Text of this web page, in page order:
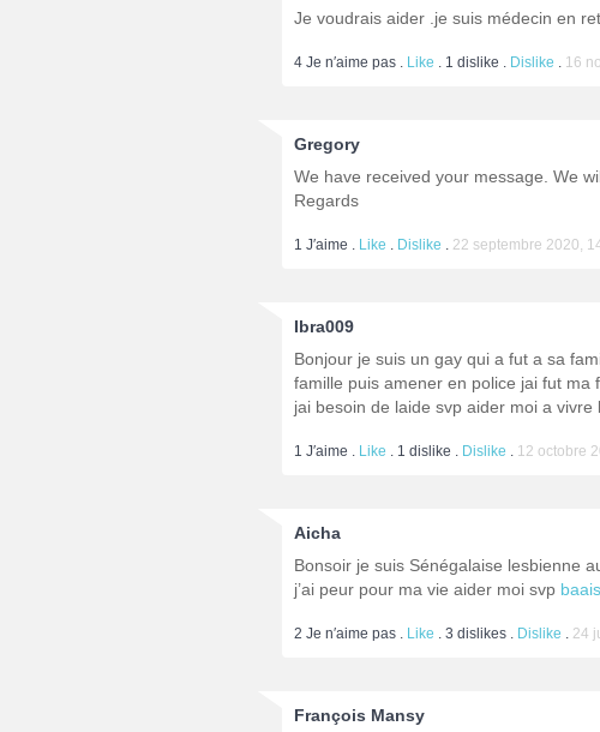
Je voudrais aider .je suis médecin en
4 Je n′aime pas . Like . 1 dislike . Dislike . 16
Gregory
We have received your message. We
Regards
1 J′aime . Like . Dislike . 22 septembre 2020,
Ibra009
Bonjour je suis un gay qui a fut a sa
famille puis amener en police jai fut
jai besoin de laide svp aider moi a
1 J′aime . Like . 1 dislike . Dislike . 12 octobre
Aicha
Bonsoir je suis Sénégalaise lesbienne
j’ai peur pour ma vie aider moi svp
2 Je n′aime pas . Like . 3 dislikes . Dislike . 24
François Mansy